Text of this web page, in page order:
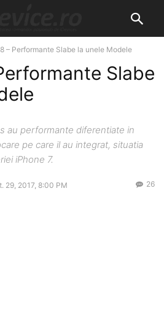
– Performante Slabe la unele Modele
Slabe
au performante diferentiate in
pe care il au integrat, situatia
iPhone 7.
29, 2017, 8:00 PM 26